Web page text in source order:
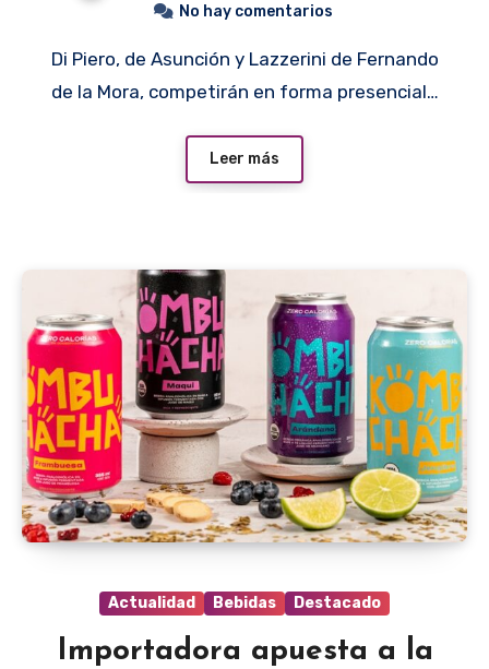
No hay comentarios
Di Piero, de Asunción y Lazzerini de Fernando
de la Mora, competirán en forma presencial…
Leer más
Actualidad Bebidas Destacado
Importadora apuesta a la